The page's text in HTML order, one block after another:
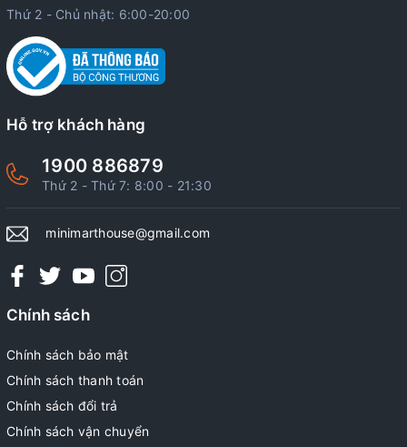
Thứ 2 - Chủ nhật: 6:00-20:00
Hỗ trợ khách hàng
1900 886879
Thứ 2 - Thứ 7: 8:00 - 21:30
minimarthouse@gmail.com
Chính sách
Chính sách bảo mật
Chính sách thanh toán
Chính sách đổi trả
Chính sách vận chuyển